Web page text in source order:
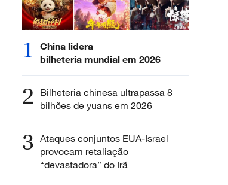
1
China lidera
bilheteria mundial em 2026
2 Bilheteria chinesa ultrapassa 8
bilhões de yuans em 2026
3 Ataques conjuntos EUA-Israel
provocam retaliação
“devastadora” do Irã